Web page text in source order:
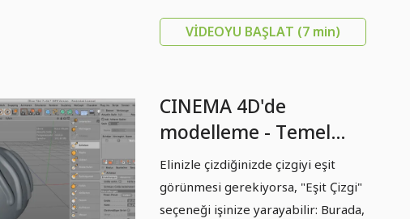
VIDEOYU BAŞLAT (7 min)
CINEMA 4D'de
modelleme - Temel
bilgiler: Bölüm 06 -
Düzgün
Elinizle çizdiğinizde çizgiyi eşit
görünmesi gerekiyorsa, "Eşit Çizgi"
seçeneği işinize yarayabilir: Burada,